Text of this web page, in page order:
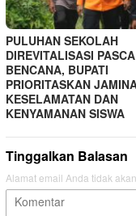
PULUHAN SEKOLAH
DIREVITALISASI PASCA
BENCANA, BUPATI
PRIORITASKAN
KESELAMATAN DAN
KENYAMANAN SISWA
Tinggalkan Balasan
Alamat email Anda tidak